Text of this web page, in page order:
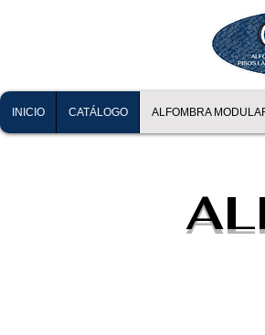
INICIO CATÁLOGO ALFOMBRA